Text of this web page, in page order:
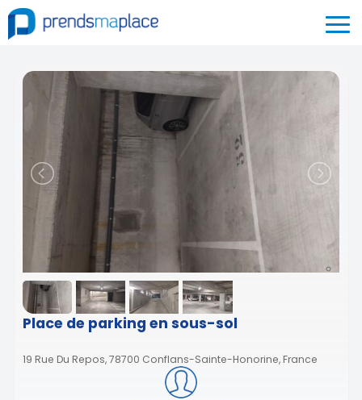
Place de parking en sous-sol
19 Rue Du Repos, 78700 Conflans-Sainte-Honorine, France